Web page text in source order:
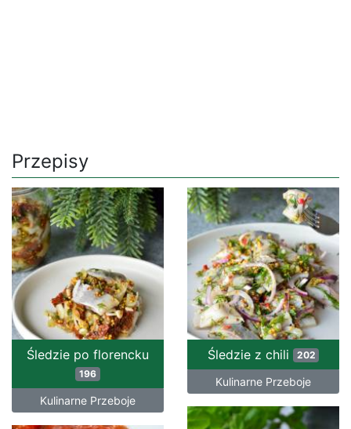
Przepisy
Śledzie po florencku
196
Kulinarne Przeboje
Śledzie z chili 202
Kulinarne Przeboje